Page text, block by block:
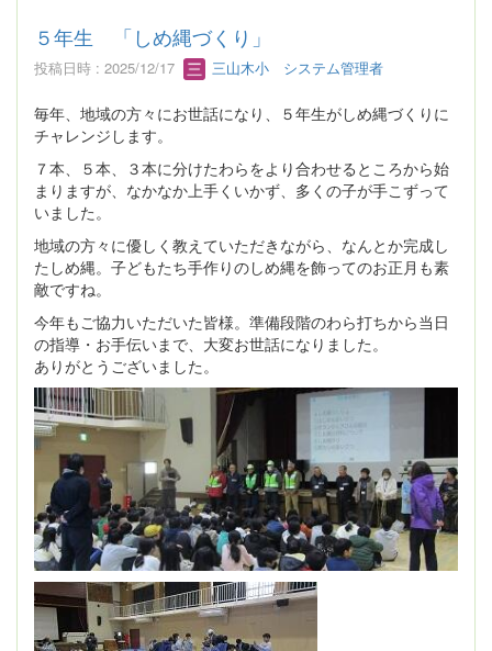
５年生 「しめ縄づくり」
投稿日時 : 2025/12/17 三山木小 システム管理者
毎年、地域の方々にお世話になり、５年生がしめ縄づくりに
チャレンジします。
７本、５本、３本に分けたわらをより合わせるところから始
まりますが、なかなか上手くいかず、多くの子が手こずって
いました。
地域の方々に優しく教えていただきながら、なんとか完成し
たしめ縄。子どもたち手作りのしめ縄を飾ってのお正月も素
敵ですね。
今年もご協力いただいた皆様。準備段階のわら打ちから当日
の指導・お手伝いまで、大変お世話になりました。
ありがとうございました。